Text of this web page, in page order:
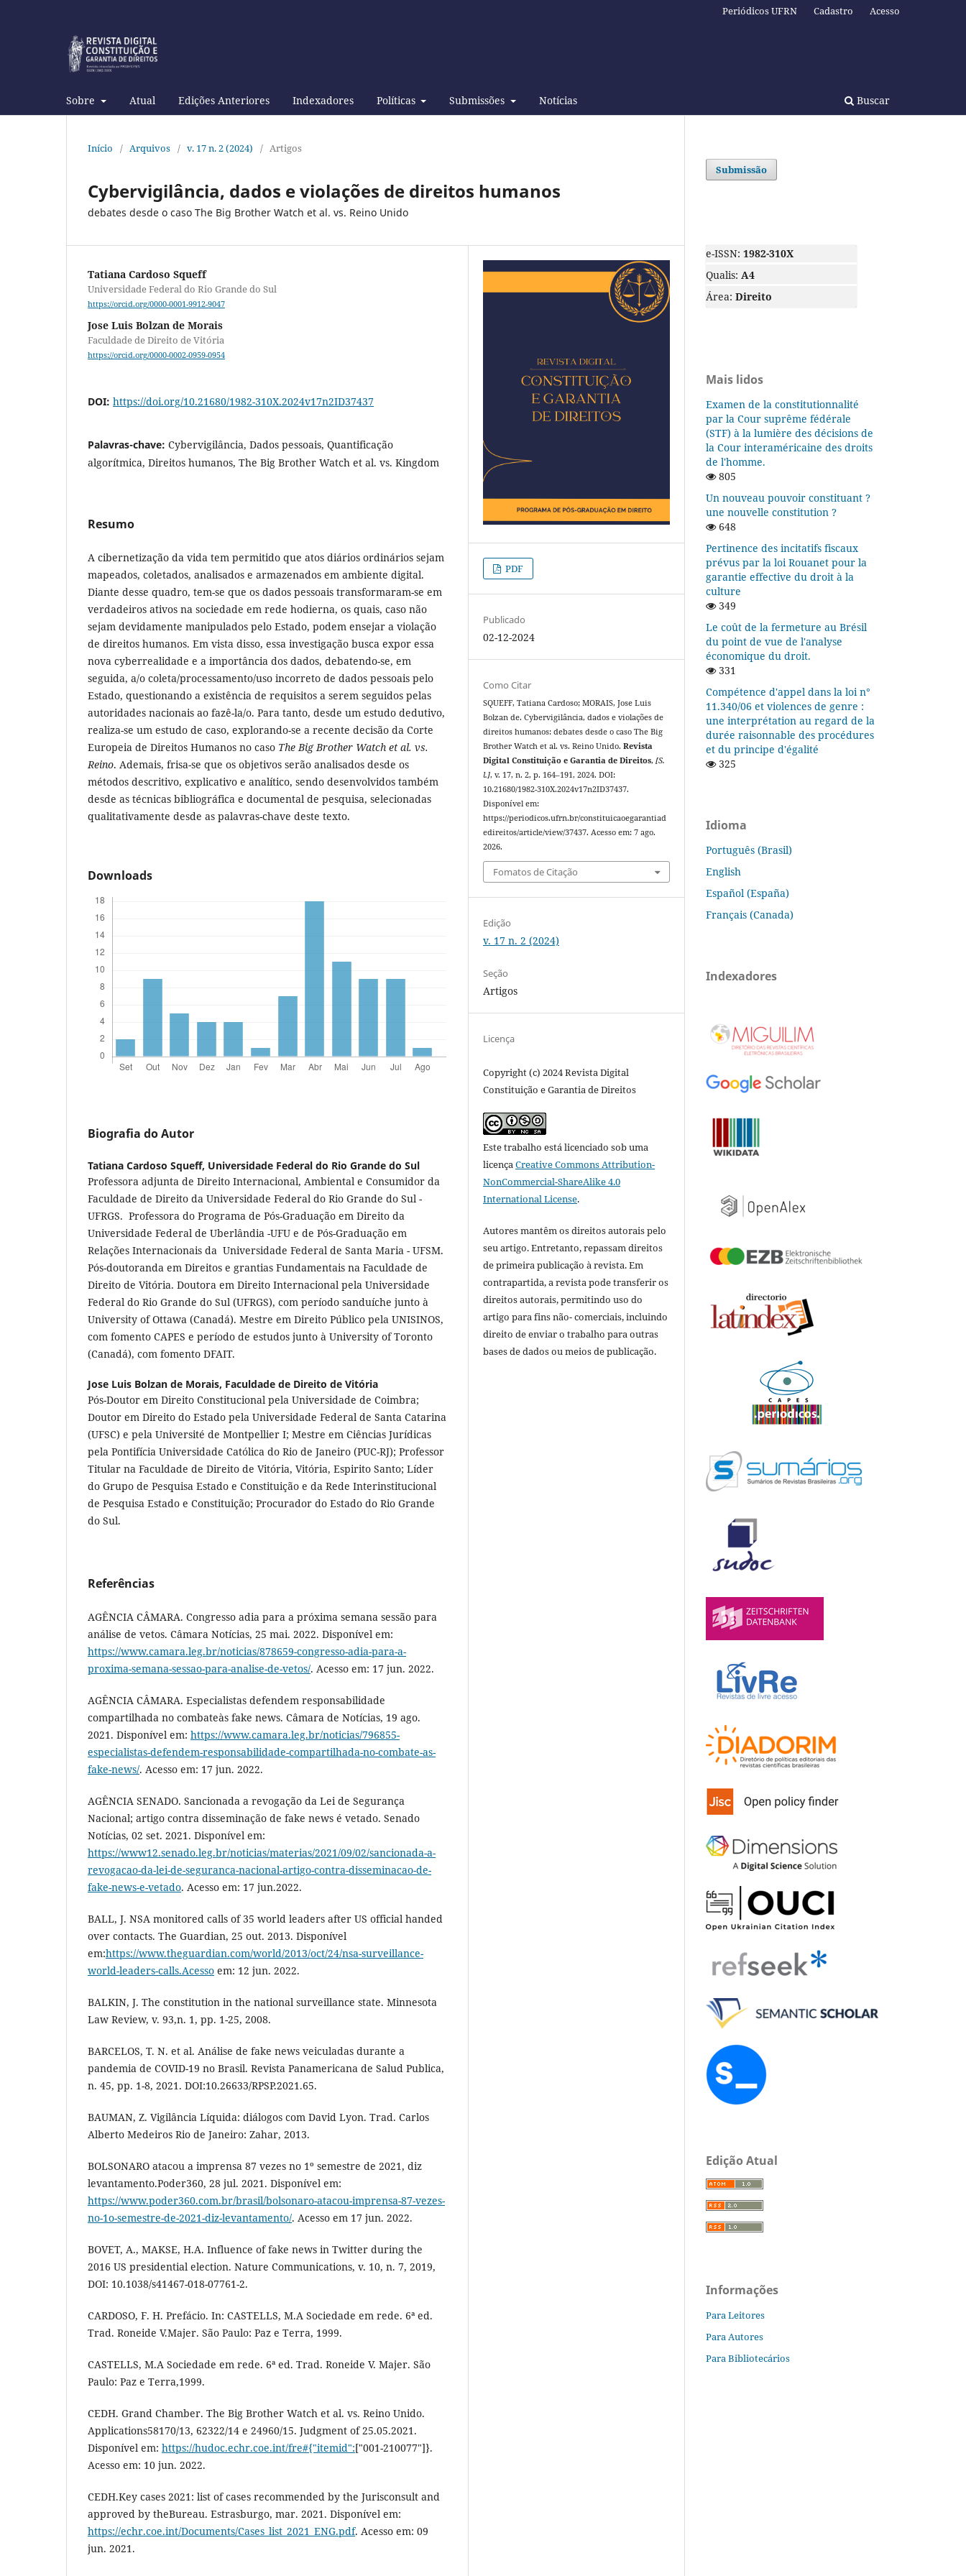
Sobre Atual Edições Anteriores Indexadores Políticas Submissões Notícias Buscar
Periódicos UFRN Cadastro Acesso
Início / Arquivos / v. 17 n. 2 (2024) / Artigos
Cybervigilância, dados e violações de direitos humanos
debates desde o caso The Big Brother Watch et al. vs. Reino Unido
Tatiana Cardoso Squeff
Universidade Federal do Rio Grande do Sul
https://orcid.org/0000-0001-9912-9047
Jose Luis Bolzan de Morais
Faculdade de Direito de Vitória
https://orcid.org/0000-0002-0959-0954
DOI: https://doi.org/10.21680/1982-310X.2024v17n2ID37437
Palavras-chave: Cybervigilância, Dados pessoais, Quantificação
algorítmica, Direitos humanos, The Big Brother Watch et al. vs. Kingdom
Resumo
A cibernetização da vida tem permitido que atos diários ordinários sejam
mapeados, coletados, analisados e armazenados em ambiente digital.
Diante desse quadro, tem-se que os dados pessoais transformaram-se em
verdadeiros ativos na sociedade em rede hodierna, os quais, caso não
sejam devidamente manipulados pelo Estado, podem ensejar a violação
de direitos humanos. Em vista disso, essa investigação busca expor essa
nova cyberrealidade e a importância dos dados, debatendo-se, em
seguida, a/o coleta/processamento/uso incorreto de dados pessoais pelo
Estado, questionando a existência de requisitos a serem seguidos pelas
autoridades nacionais ao fazê-la/o. Para tanto, desde um estudo dedutivo,
realiza-se um estudo de caso, explorando-se a recente decisão da Corte
Europeia de Direitos Humanos no caso The Big Brother Watch et al. vs.
Reino. Ademais, frisa-se que os objetivos serão analisados desde os
métodos descritivo, explicativo e analítico, sendo desenvolvidos também
desde as técnicas bibliográfica e documental de pesquisa, selecionadas
qualitativamente desde as palavras-chave deste texto.
Downloads
Biografia do Autor
Tatiana Cardoso Squeff, Universidade Federal do Rio Grande do Sul
Professora adjunta de Direito Internacional, Ambiental e Consumidor da
Faculdade de Direito da Universidade Federal do Rio Grande do Sul -
UFRGS. Professora do Programa de Pós-Graduação em Direito da
Universidade Federal de Uberlândia -UFU e de Pós-Graduação em
Relações Internacionais da Universidade Federal de Santa Maria - UFSM.
Pós-doutoranda em Direitos e grantias Fundamentais na Faculdade de
Direito de Vitória. Doutora em Direito Internacional pela Universidade
Federal do Rio Grande do Sul (UFRGS), com período sanduíche junto à
University of Ottawa (Canadá). Mestre em Direito Público pela UNISINOS,
com fomento CAPES e período de estudos junto à University of Toronto
(Canadá), com fomento DFAIT.
Jose Luis Bolzan de Morais, Faculdade de Direito de Vitória
Pós-Doutor em Direito Constitucional pela Universidade de Coimbra;
Doutor em Direito do Estado pela Universidade Federal de Santa Catarina
(UFSC) e pela Université de Montpellier I; Mestre em Ciências Jurídicas
pela Pontifícia Universidade Católica do Rio de Janeiro (PUC-RJ); Professor
Titular na Faculdade de Direito de Vitória, Vitória, Espirito Santo; Líder
do Grupo de Pesquisa Estado e Constituição e da Rede Interinstitucional
de Pesquisa Estado e Constituição; Procurador do Estado do Rio Grande
do Sul.
Referências
AGÊNCIA CÂMARA. Congresso adia para a próxima semana sessão para
análise de vetos. Câmara Notícias, 25 mai. 2022. Disponível em:
https://www.camara.leg.br/noticias/878659-congresso-adia-para-a-
proxima-semana-sessao-para-analise-de-vetos/. Acesso em: 17 jun. 2022.
AGÊNCIA CÂMARA. Especialistas defendem responsabilidade
compartilhada no combateàs fake news. Câmara de Notícias, 19 ago.
2021. Disponível em: https://www.camara.leg.br/noticias/796855-
especialistas-defendem-responsabilidade-compartilhada-no-combate-as-
fake-news/. Acesso em: 17 jun. 2022.
AGÊNCIA SENADO. Sancionada a revogação da Lei de Segurança
Nacional; artigo contra disseminação de fake news é vetado. Senado
Notícias, 02 set. 2021. Disponível em:
https://www12.senado.leg.br/noticias/materias/2021/09/02/sancionada-a-
revogacao-da-lei-de-seguranca-nacional-artigo-contra-disseminacao-de-
fake-news-e-vetado. Acesso em: 17 jun.2022.
BALL, J. NSA monitored calls of 35 world leaders after US official handed
over contacts. The Guardian, 25 out. 2013. Disponível
em:https://www.theguardian.com/world/2013/oct/24/nsa-surveillance-
world-leaders-calls.Acesso em: 12 jun. 2022.
BALKIN, J. The constitution in the national surveillance state. Minnesota
Law Review, v. 93,n. 1, pp. 1-25, 2008.
BARCELOS, T. N. et al. Análise de fake news veiculadas durante a
pandemia de COVID-19 no Brasil. Revista Panamericana de Salud Publica,
n. 45, pp. 1-8, 2021. DOI:10.26633/RPSP.2021.65.
BAUMAN, Z. Vigilância Líquida: diálogos com David Lyon. Trad. Carlos
Alberto Medeiros Rio de Janeiro: Zahar, 2013.
BOLSONARO atacou a imprensa 87 vezes no 1º semestre de 2021, diz
levantamento.Poder360, 28 jul. 2021. Disponível em:
https://www.poder360.com.br/brasil/bolsonaro-atacou-imprensa-87-vezes-
no-1o-semestre-de-2021-diz-levantamento/. Acesso em 17 jun. 2022.
BOVET, A., MAKSE, H.A. Influence of fake news in Twitter during the
2016 US presidential election. Nature Communications, v. 10, n. 7, 2019,
DOI: 10.1038/s41467-018-07761-2.
CARDOSO, F. H. Prefácio. In: CASTELLS, M.A Sociedade em rede. 6ª ed.
Trad. Roneide V.Majer. São Paulo: Paz e Terra, 1999.
CASTELLS, M.A Sociedade em rede. 6ª ed. Trad. Roneide V. Majer. São
Paulo: Paz e Terra,1999.
CEDH. Grand Chamber. The Big Brother Watch et al. vs. Reino Unido.
Applications58170/13, 62322/14 e 24960/15. Judgment of 25.05.2021.
Disponível em: https://hudoc.echr.coe.int/fre#{"itemid":["001-210077"]}.
Acesso em: 10 jun. 2022.
CEDH.Key cases 2021: list of cases recommended by the Jurisconsult and
approved by theBureau. Estrasburgo, mar. 2021. Disponível em:
https://echr.coe.int/Documents/Cases_list_2021_ENG.pdf. Acesso em: 09
jun. 2021.
PDF
Publicado
02-12-2024
Como Citar
SQUEFF, Tatiana Cardoso; MORAIS, Jose Luis
Bolzan de. Cybervigilância, dados e violações de
direitos humanos: debates desde o caso The Big
Brother Watch et al. vs. Reino Unido.Revista
Digital Constituição e Garantia de Direitos,[S.
l.], v. 17, n. 2, p. 164–191, 2024. DOI:
10.21680/1982-310X.2024v17n2ID37437.
Disponível em:
https://periodicos.ufrn.br/constituicaoegarantiad
edireitos/article/view/37437. Acesso em: 7 ago.
2026.
Fomatos de Citação
Edição
v. 17 n. 2 (2024)
Seção
Artigos
Licença
Copyright (c) 2024 Revista Digital
Constituição e Garantia de Direitos
Este trabalho está licenciado sob uma
licençaCreative Commons Attribution-
NonCommercial-ShareAlike 4.0
International License.
Autores mantêm os direitos autorais pelo
seu artigo. Entretanto, repassam direitos
de primeira publicação à revista. Em
contrapartida, a revista pode transferir os
direitos autorais, permitindo uso do
artigo para fins não- comerciais, incluindo
direito de enviar o trabalho para outras
bases de dados ou meios de publicação.
Submissão
e-ISSN: 1982-310X
Qualis: A4
Área: Direito
Mais lidos
Examen de la constitutionnalité
par la Cour suprême fédérale
(STF) à la lumière des décisions de
la Cour interaméricaine des droits
de l'homme.
805
Un nouveau pouvoir constituant ?
une nouvelle constitution ?
648
Pertinence des incitatifs fiscaux
prévus par la loi Rouanet pour la
garantie effective du droit à la
culture
349
Le coût de la fermeture au Brésil
du point de vue de l'analyse
économique du droit.
331
Compétence d'appel dans la loi n°
11.340/06 et violences de genre :
une interprétation au regard de la
durée raisonnable des procédures
et du principe d'égalité
325
Idioma
Português (Brasil)
English
Español (España)
Français (Canada)
Indexadores
Edição Atual
Informações
Para Leitores
Para Autores
Para Bibliotecários